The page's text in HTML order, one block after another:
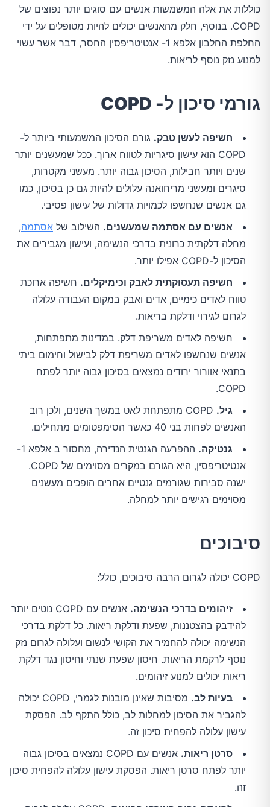
כוללות את אלה המשמשות אנשים עם סוגים יותר נפוצים של
COPD. בנוסף, חלק מהאנשים יכולים להיות מטופלים על ידי
החלפת החלבון אלפא 1- אנטיטריפסין החסר, דבר אשר עשוי
למנוע נזק נוסף לריאות.
גורמי סיכון ל- COPD
חשיפה לעשן טבק. גורם הסיכון המשמעותי ביותר ל-
COPD הוא עישון סיגריות לטווח ארוך. ככל שמעשנים יותר
שנים ויותר חבילות, הסיכון גבוה יותר. מעשני מקטרות,
סיגרים ומעשני מריחואנה עלולים להיות גם כן בסיכון, כמו
גם אנשים שנחשפו לכמויות גדולות של עישון פסיבי.
אנשים עם אסתמה שמעשנים. השילוב של אסתמה,
מחלה דלקתית כרונית בדרכי הנשימה, ועישון מגבירים את
הסיכון ל-COPD אפילו יותר.
חשיפה תעסוקתית לאבק וכימיקלים. חשיפה ארוכת
טווח לאדים כימיים, אדים ואבק במקום העבודה עלולה
לגרום לגירוי ודלקת בריאות.
חשיפה לאדים משריפת דלק. במדינות מתפתחות,
אנשים שנחשפו לאדים משריפת דלק לבישול וחימום ביתי
בתנאי אוורור ירודים נמצאים בסיכון גבוה יותר לפתח
COPD.
גיל.
COPD מתפתחת לאט במשך השנים, ולכן רוב
האנשים לפחות בני 40 כאשר הסימפטומים מתחילים.
גנטיקה.
ההפרעה הגנטית הנדירה, מחסור ב אלפא 1-
אנטיטריפסין, היא הגורם במקרים מסוימים של COPD.
ישנה סבירות שגורמים גנטיים אחרים הופכים מעשנים
מסוימים רגישים יותר למחלה.
סיבוכים
COPD יכולה לגרום הרבה סיבוכים, כולל:
זיהומים בדרכי הנשימה.
אנשים עם COPD נוטים יותר
להידבק בהצטננות, שפעת ודלקת ריאות. כל דלקת בדרכי
הנשימה יכולה להחמיר את הקושי לנשום ועלולה לגרום נזק
נוסף לרקמת הריאות. חיסון שפעת שנתי וחיסון נגד דלקת
ריאות יכולים למנוע זיהומים.
בעיות לב.
מסיבות שאינן מובנות לגמרי, COPD יכולה
להגביר את הסיכון למחלות לב, כולל התקף לב. הפסקת
עישון עלולה להפחית סיכון זה.
סרטן ריאות.
אנשים עם COPD נמצאים בסיכון גבוה
יותר לפתח סרטן ריאות. הפסקת עישון עלולה להפחית סיכון
זה.